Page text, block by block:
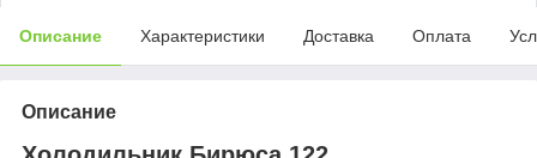
Описание Характеристики Доставка Оплата
Описание